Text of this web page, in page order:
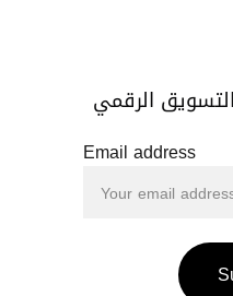
الرقمي
Email address